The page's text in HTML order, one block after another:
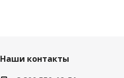
Наши контакты